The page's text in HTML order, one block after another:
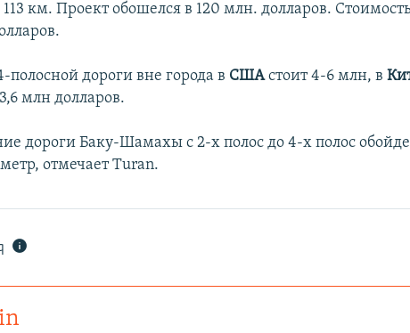
км. Проект обошелся в 120 млн. долларов.
полосной дороги вне города в СШАстоит 4-6 млн, в
млн долларов.
дороги Баку-Шамахы с 2-х полос до 4-х полос
отмечает Turan.